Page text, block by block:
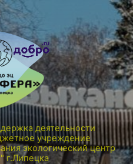
деятельности
учреждение
экологический центр
г.Липецка